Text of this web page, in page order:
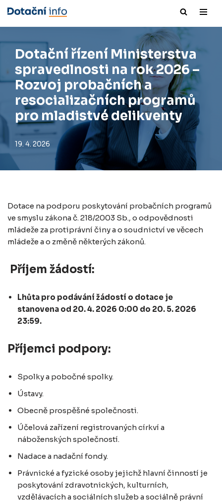
Přeskočit
obsah
Dotační řízení Ministerstva
spravedlnosti na rok 2026 –
Rozvoj probačních a
resocializačních programů
pro mladistvé delikventy
19. 4. 2026
Dotace na podporu poskytování probačních programů
ve smyslu zákona č. 218/2003 Sb., o odpovědnosti
mládeže za protiprávní činy a o soudnictví ve věcech
mládeže a o změně některých zákonů.
Příjem žádostí:
Lhůta pro podávání žádostí o dotace je
stanovena od 20. 4. 2026 0:00 do 20. 5. 2026
23:59.
Příjemci podpory:
Spolky a pobočné spolky.
Ústavy.
Obecně prospěšné společnosti.
Účelová zařízení registrovaných církví a
náboženských společností.
Nadace a nadační fondy.
Právnické a fyzické osoby jejichž hlavní činností je
poskytování zdravotnických, kulturních,
vzdělávacích a sociálních služeb a sociálně právní